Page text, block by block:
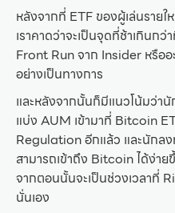
หลังจากที่ ETF ของผู้เล่นราย
เราคาดว่าจะเป็นจุดที่ช้าเกินกว่
Front Run จาก Insider หรือ
อย่างเป็นทางการ
และหลังจากนั้นก็มีแนวโน้มว่า
แบ่ง AUM เข้ามาที่ Bitcoin
Regulation อีกแล้ว และนักล
สามารถเข้าถึง Bitcoin ได้ง่า
จากตอนนั้นจะเป็นช่วงเวลาที่
นั่นเอง